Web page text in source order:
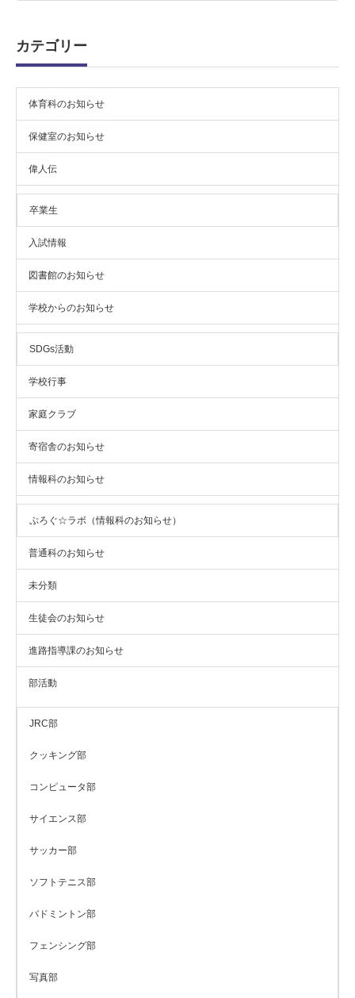
カテゴリー
体育科のお知らせ
保健室のお知らせ
偉人伝
卒業生
入試情報
図書館のお知らせ
学校からのお知らせ
SDGs活動
学校行事
家庭クラブ
寄宿舎のお知らせ
情報科のお知らせ
ぷろぐ☆ラボ（情報科のお知らせ）
普通科のお知らせ
未分類
生徒会のお知らせ
進路指導課のお知らせ
部活動
JRC部
クッキング部
コンピュータ部
サイエンス部
サッカー部
ソフトテニス部
バドミントン部
フェンシング部
写真部